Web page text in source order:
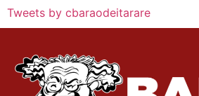
Tweets by cbaraodeitarare